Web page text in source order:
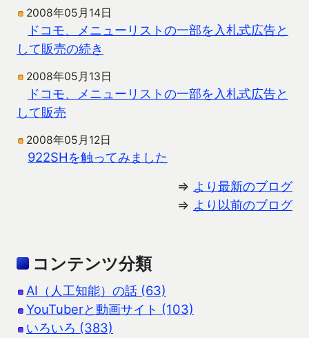
2008年05月14日
ドコモ、メニューリストの一部を入札式広告と
して販売の続き
2008年05月13日
ドコモ、メニューリストの一部を入札式広告と
して販売
2008年05月12日
922SHを触ってみました
⇒ より最新のブログ
⇒ より以前のブログ
コンテンツ分類
AI（人工知能）の話 (63)
YouTuberと動画サイト (103)
いろいろ (383)